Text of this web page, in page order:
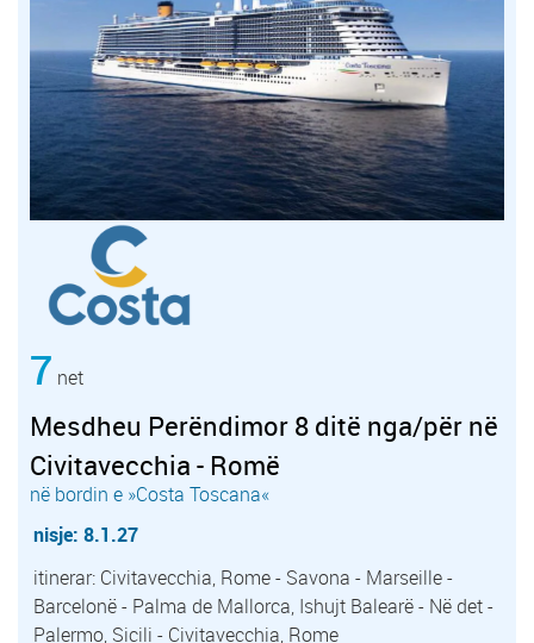
7 net
Mesdheu Perëndimor 8 ditë nga/për në
Civitavecchia - Romë
në bordin e »Costa Toscana«
nisje: 8.1.27
itinerar: Civitavecchia, Rome - Savona - Marseille -
Barcelonë - Palma de Mallorca, Ishujt Balearë - Në det -
Palermo, Sicili - Civitavecchia, Rome